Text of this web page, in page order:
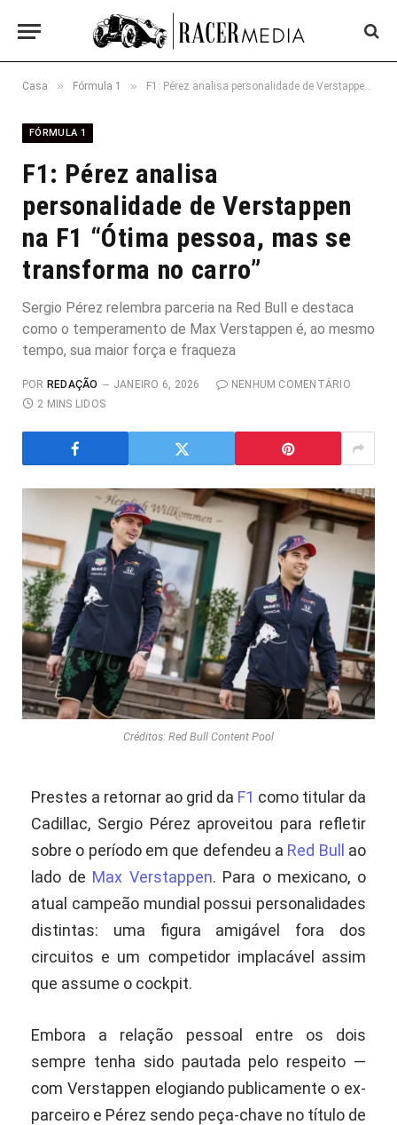
Casa » Fórmula 1 » F1: Pérez analisa personalidade de Verstappen na F1 “Ótima pessoa, mas se transforma no carro”
FÓRMULA 1
F1: Pérez analisa
personalidade de Verstappen
na F1 “Ótima pessoa, mas se
transforma no carro”
Sergio Pérez relembra parceria na Red Bull e destaca
como o temperamento de Max Verstappen é, ao mesmo
tempo, sua maior força e fraqueza
POR REDAÇÃO JANEIRO 6, 2026
NENHUM COMENTÁRIO
2 MINS LIDOS
Créditos: Red Bull Content Pool
Prestes a retornar ao grid da F1 como titular da
Cadillac, Sergio Pérez aproveitou para refletir
sobre o período em que defendeu a Red Bull
ao
lado de Max Verstappen. Para o mexicano, o
atual campeão mundial possui personalidades
distintas: uma figura amigável fora dos
circuitos e um competidor implacável assim
que assume o cockpit.
Embora a relação pessoal entre os dois
sempre tenha sido pautada pelo respeito —
com Verstappen elogiando publicamente o ex-
parceiro e Pérez sendo peça-chave no título de